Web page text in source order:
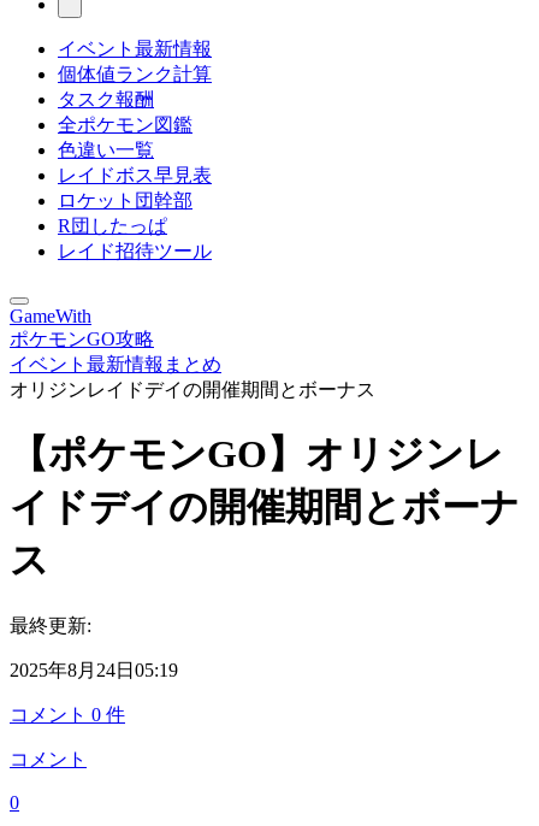
イベント最新情報
個体値ランク計算
タスク報酬
全ポケモン図鑑
色違い一覧
レイドボス早見表
ロケット団幹部
R団したっぱ
レイド招待ツール
GameWith
ポケモンGO攻略
イベント最新情報まとめ
オリジンレイドデイの開催期間とボーナス
【ポケモンGO】オリジンレ
イドデイの開催期間とボーナ
ス
最終更新:
2025年8月24日05:19
コメント 0 件
コメント
0